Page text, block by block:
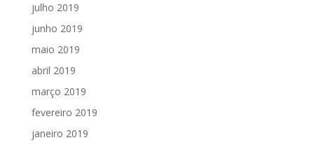
julho 2019
junho 2019
maio 2019
abril 2019
março 2019
fevereiro 2019
janeiro 2019